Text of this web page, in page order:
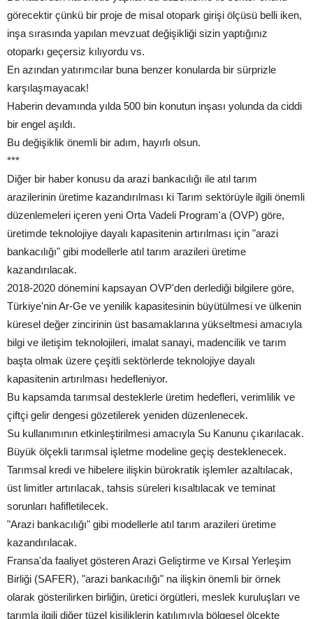
görecektir çünkü bir proje de misal otopark girişi ölçüsü belli iken,
inşa sırasında yapılan mevzuat değişikliği sizin yaptığınız
otoparkı geçersiz kılıyordu vs.
En azından yatırımcılar buna benzer konularda bir sürprizle
karşılaşmayacak!
Haberin devamında yılda 500 bin konutun inşası yolunda da ciddi
bir engel aşıldı.
Bu değişiklik önemli bir adım, hayırlı olsun.
***
Diğer bir haber konusu da arazi bankacılığı ile atıl tarım
arazilerinin üretime kazandırılması ki Tarım sektörüyle ilgili önemli
düzenlemeleri içeren yeni Orta Vadeli Program'a (OVP) göre,
üretimde teknolojiye dayalı kapasitenin artırılması için "arazi
bankacılığı" gibi modellerle atıl tarım arazileri üretime
kazandırılacak.
2018-2020 dönemini kapsayan OVP'den derlediği bilgilere göre,
Türkiye'nin Ar-Ge ve yenilik kapasitesinin büyütülmesi ve ülkenin
küresel değer zincirinin üst basamaklarına yükseltmesi amacıyla
bilgi ve iletişim teknolojileri, imalat sanayi, madencilik ve tarım
başta olmak üzere çeşitli sektörlerde teknolojiye dayalı
kapasitenin artırılması hedefleniyor.
Bu kapsamda tarımsal desteklerle üretim hedefleri, verimlilik ve
çiftçi gelir dengesi gözetilerek yeniden düzenlenecek.
Su kullanımının etkinleştirilmesi amacıyla Su Kanunu çıkarılacak.
Büyük ölçekli tarımsal işletme modeline geçiş desteklenecek.
Tarımsal kredi ve hibelere ilişkin bürokratik işlemler azaltılacak,
üst limitler artırılacak, tahsis süreleri kısaltılacak ve teminat
sorunları hafifletilecek.
"Arazi bankacılığı" gibi modellerle atıl tarım arazileri üretime
kazandırılacak.
Fransa'da faaliyet gösteren Arazi Geliştirme ve Kırsal Yerleşim
Birliği (SAFER), "arazi bankacılığı" na ilişkin önemli bir örnek
olarak gösterilirken birliğin, üretici örgütleri, meslek kuruluşları ve
tarımla ilgili diğer tüzel kişiliklerin katılımıyla bölgesel ölçekte